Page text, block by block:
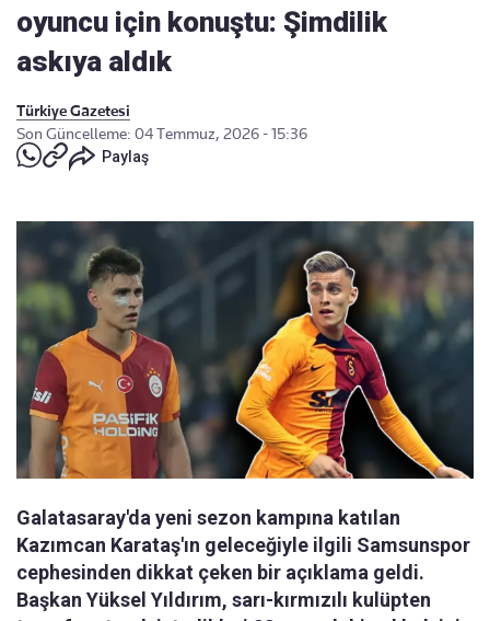
oyuncu için konuştu: Şimdilik
askıya aldık
Türkiye Gazetesi
Son Güncelleme: 04 Temmuz, 2026 - 15:36
Paylaş
Galatasaray'da yeni sezon kampına katılan
Kazımcan Karataş'ın geleceğiyle ilgili Samsunspor
cephesinden dikkat çeken bir açıklama geldi.
Başkan Yüksel Yıldırım, sarı-kırmızılı kulüpten